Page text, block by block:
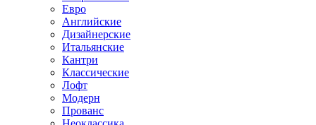
Евро
Английские
Дизайнерские
Итальянские
Кантри
Классические
Лофт
Модерн
Прованс